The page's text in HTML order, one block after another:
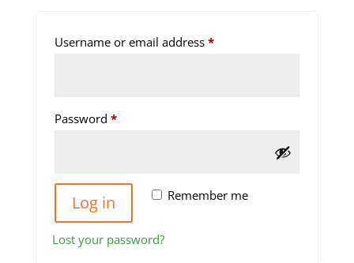
Username or email address *Required
Password *Required
Remember me
Log in
Lost your password?